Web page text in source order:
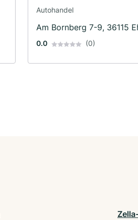
Autohandel
Am Bornberg 7-9, 36115
0.0 (0)